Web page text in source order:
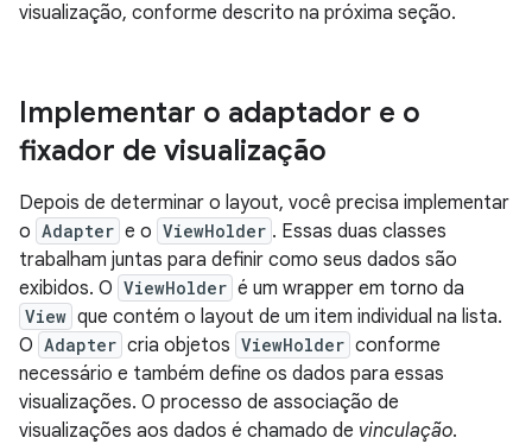
visualização, conforme descrito na próxima seção.
Implementar o adaptador e o
fixador de visualização
Depois de determinar o layout, você precisa implementar
o Adapter e o ViewHolder . Essas duas classes
trabalham juntas para definir como seus dados são
exibidos. O ViewHolder é um wrapper em torno da
View que contém o layout de um item individual na lista.
O Adapter cria objetos ViewHolder conforme
necessário e também define os dados para essas
visualizações. O processo de associação de
visualizações aos dados é chamado de vinculação.